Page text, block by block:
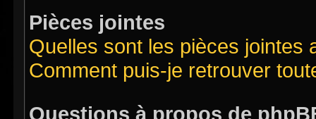
Pièces jointes
Quelles sont les pièces jointes
Comment puis-je retrouver
Questions à propos de